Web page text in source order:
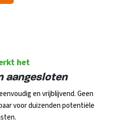
het
aangesloten
en vrijblijvend. Geen
voor duizenden potentiële